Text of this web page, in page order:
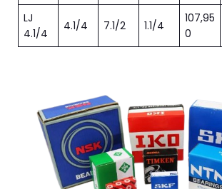
LJ
4.1/4
4.1/4 7.1/2 1.1/4
107,95
0